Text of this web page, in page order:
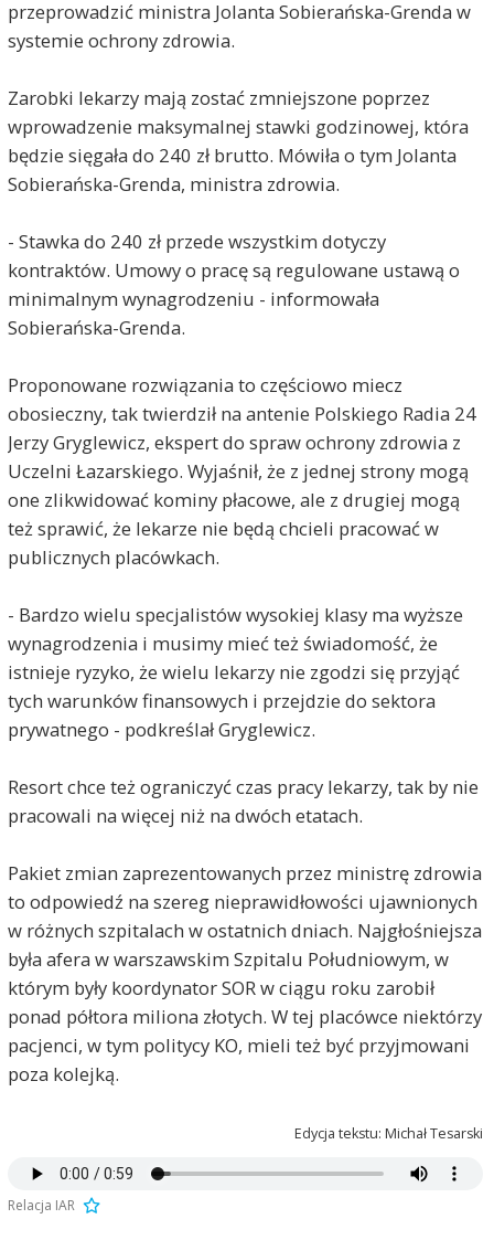
przeprowadzić ministra Jolanta Sobierańska-Grenda w
systemie ochrony zdrowia.
Zarobki lekarzy mają zostać zmniejszone poprzez
wprowadzenie maksymalnej stawki godzinowej, która
będzie sięgała do 240 zł brutto. Mówiła o tym Jolanta
Sobierańska-Grenda, ministra zdrowia.
- Stawka do 240 zł przede wszystkim dotyczy
kontraktów. Umowy o pracę są regulowane ustawą o
minimalnym wynagrodzeniu - informowała
Sobierańska-Grenda.
Proponowane rozwiązania to częściowo miecz
obosieczny, tak twierdził na antenie Polskiego Radia 24
Jerzy Gryglewicz, ekspert do spraw ochrony zdrowia z
Uczelni Łazarskiego. Wyjaśnił, że z jednej strony mogą
one zlikwidować kominy płacowe, ale z drugiej mogą
też sprawić, że lekarze nie będą chcieli pracować w
publicznych placówkach.
- Bardzo wielu specjalistów wysokiej klasy ma wyższe
wynagrodzenia i musimy mieć też świadomość, że
istnieje ryzyko, że wielu lekarzy nie zgodzi się przyjąć
tych warunków finansowych i przejdzie do sektora
prywatnego - podkreślał Gryglewicz.
Resort chce też ograniczyć czas pracy lekarzy, tak by nie
pracowali na więcej niż na dwóch etatach.
Pakiet zmian zaprezentowanych przez ministrę zdrowia
to odpowiedź na szereg nieprawidłowości ujawnionych
w różnych szpitalach w ostatnich dniach. Najgłośniejsza
była afera w warszawskim Szpitalu Południowym, w
którym były koordynator SOR w ciągu roku zarobił
ponad półtora miliona złotych. W tej placówce niektórzy
pacjenci, w tym politycy KO, mieli też być przyjmowani
poza kolejką.
Edycja tekstu: Michał Tesarski
Relacja IAR